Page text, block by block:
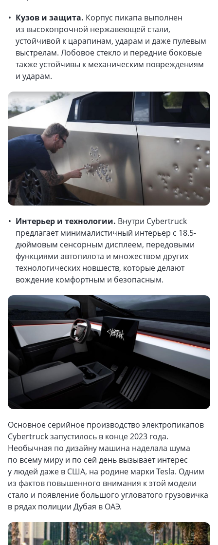
Кузов и защита. Корпус пикапа выполнен
из высокопрочной нержавеющей стали,
устойчивой к царапинам, ударам и даже пулевым
выстрелам. Лобовое стекло и передние боковые
также устойчивы к механическим повреждениям
и ударам.
Интерьер и технологии. Внутри Cybertruck
предлагает минималистичный интерьер с 18.5-
дюймовым сенсорным дисплеем, передовыми
функциями автопилота и множеством других
технологических новшеств, которые делают
вождение комфортным и безопасным.
Основное серийное производство электропикапов
Cybertruck запустилось в конце 2023 года.
Необычная по дизайну машина наделала шума
по всему миру и по сей день вызывает интерес
у людей даже в США, на родине марки Tesla. Одним
из фактов повышенного внимания к этой модели
стало и появление большого угловатого грузовичка
в рядах полиции Дубая в ОАЭ.